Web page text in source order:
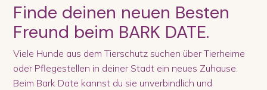
Finde deinen neuen Besten
Freund beim BARK DATE.
Viele Hunde aus dem Tierschutz suchen über Tierheime
oder Pflegestellen in deiner Stadt ein neues Zuhause.
Beim Bark Date kannst du sie unverbindlich und